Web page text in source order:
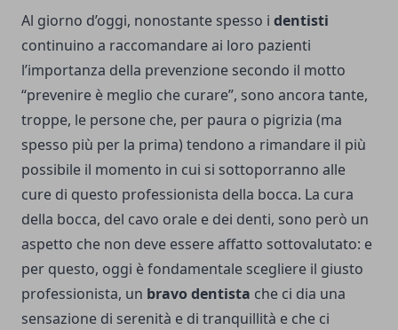
Al giorno d’oggi, nonostante spesso i dentisti
continuino a raccomandare ai loro pazienti
l’importanza della prevenzione secondo il motto
“prevenire è meglio che curare”, sono ancora tante,
troppe, le persone che, per paura o pigrizia (ma
spesso più per la prima) tendono a rimandare il più
possibile il momento in cui si sottoporranno alle
cure di questo professionista della bocca. La cura
della bocca, del cavo orale e dei denti, sono però un
aspetto che non deve essere affatto sottovalutato: e
per questo, oggi è fondamentale scegliere il giusto
professionista, un bravo dentista che ci dia una
sensazione di serenità e di tranquillità e che ci